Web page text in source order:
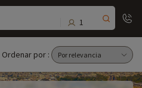
1
Ordenar por :